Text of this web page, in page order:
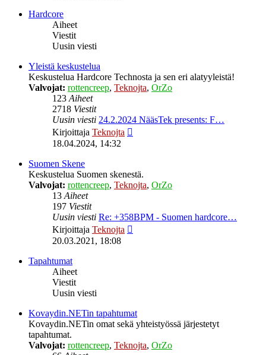
Hardcore
Aiheet
Viestit
Uusin viesti
Yleistä keskustelua
Keskustelua Hardcore Technosta ja sen eri alatyyleistä!
Valvojat: rottencreep, Teknojta, OrZo
123Aiheet
2718 Viestit
Uusin viesti 24.2.2024 NääsTek presents: F…
Kirjoittaja Teknojta
18.04.2024, 14:32
Suomen Skene
Keskustelua Suomen skenestä.
Valvojat: rottencreep, Teknojta, OrZo
13Aiheet
197 Viestit
Uusin viesti Re: +358BPM - Suomen hardcore…
Kirjoittaja Teknojta
20.03.2021, 18:08
Tapahtumat
Aiheet
Viestit
Uusin viesti
Kovaydin.NETin tapahtumat
Kovaydin.NETin omat sekä yhteistyössä järjestetyt
tapahtumat.
Valvojat: rottencreep, Teknojta, OrZo